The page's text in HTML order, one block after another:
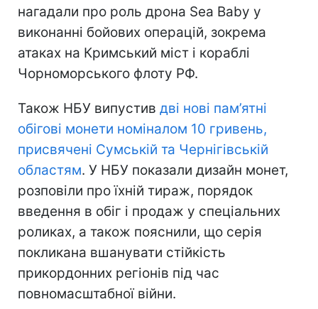
нагадали про роль дрона Sea Baby у
виконанні бойових операцій, зокрема
атаках на Кримський міст і кораблі
Чорноморського флоту РФ.
Також НБУ випустив дві нові пам’ятні
обігові монети номіналом 10 гривень,
присвячені Сумській та Чернігівській
областям. У НБУ показали дизайн монет,
розповіли про їхній тираж, порядок
введення в обіг і продаж у спеціальних
роликах, а також пояснили, що серія
покликана вшанувати стійкість
прикордонних регіонів під час
повномасштабної війни.